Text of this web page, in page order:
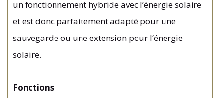
un fonctionnement hybride avec l’énergie solaire
et est donc parfaitement adapté pour une
sauvegarde ou une extension pour l’énergie
solaire.
Fonctions